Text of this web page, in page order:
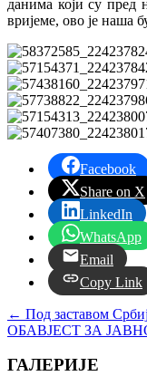
данима који су пред
вријеме, ово је наша
Facebook
Share on X
LinkedIn
WhatsApp
Email
Copy Link
← Под заставом
ОБАВЈЕСТ ЗА
ГАЛЕРИЈЕ